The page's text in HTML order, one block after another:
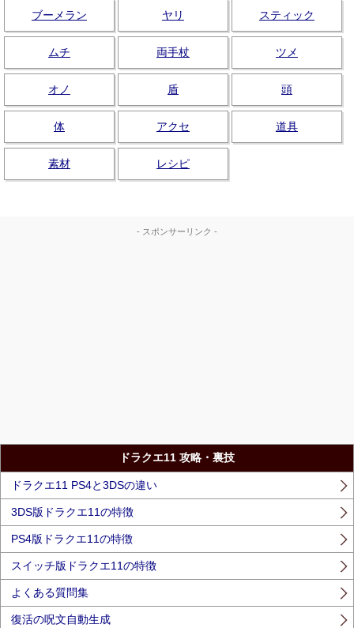
ブーメラン ヤリ スティック
ムチ 両手杖 ツメ
オノ 盾 頭
体 アクセ 道具
素材 レシピ
- スポンサーリンク -
ドラクエ11 攻略・裏技
ドラクエ11 PS4と3DSの違い
3DS版ドラクエ11の特徴
PS4版ドラクエ11の特徴
スイッチ版ドラクエ11の特徴
よくある質問集
復活の呪文自動生成